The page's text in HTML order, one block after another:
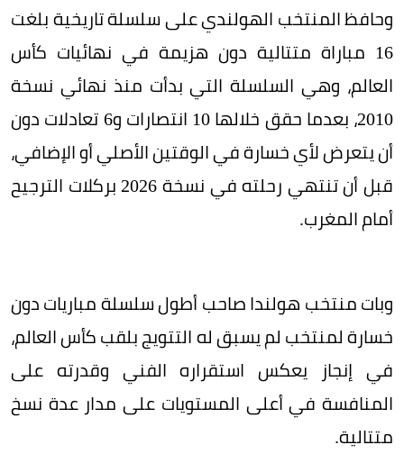
وحافظ المنتخب الهولندي على سلسلة تاريخية بلغت
16 مباراة متتالية دون هزيمة في نهائيات كأس
العالم، وهي السلسلة التي بدأت منذ نهائي نسخة
2010، بعدما حقق خلالها 10 انتصارات و6 تعادلات دون
أن يتعرض لأي خسارة في الوقتين الأصلي أو الإضافي،
قبل أن تنتهي رحلته في نسخة 2026 بركلات الترجيح
أمام المغرب.
وبات منتخب هولندا صاحب أطول سلسلة مباريات دون
خسارة لمنتخب لم يسبق له التتويج بلقب كأس العالم،
في إنجاز يعكس استقراره الفني وقدرته على
المنافسة في أعلى المستويات على مدار عدة نسخ
متتالية.